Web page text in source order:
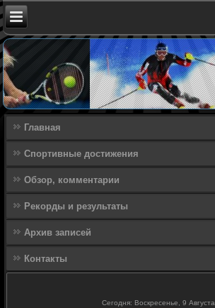
Главная
Спортивные достижения
Обзор, комментарии
Рекорды и результаты
Архив записей
Контакты
Сегодня: Воскресенье, 9 Августа